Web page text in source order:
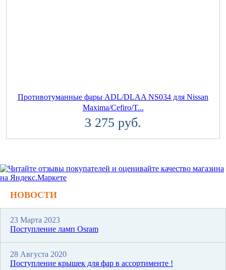
Противотуманные фары ADL/DLAA NS034 для Nissan
Maxima/Cefiro/T...
3 275 руб.
НОВОСТИ
23 Марта 2023
Поступление ламп Osram
28 Августа 2020
Поступление крышек для фар в ассортименте !